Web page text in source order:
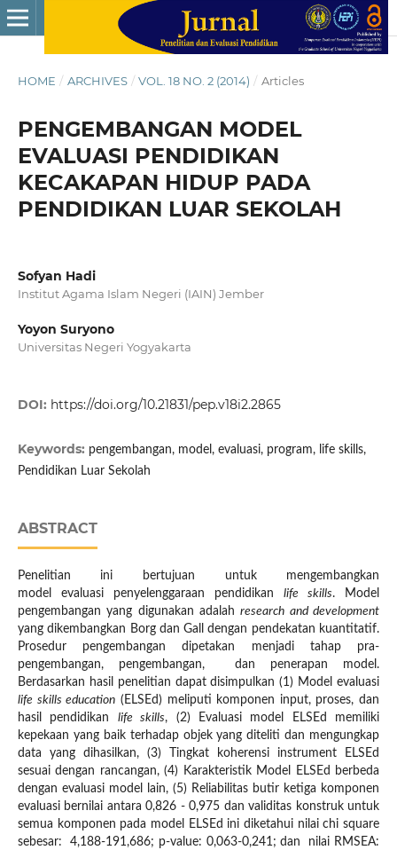
HOME / ARCHIVES / VOL. 18 NO. 2 (2014) / Articles
PENGEMBANGAN MODEL
EVALUASI PENDIDIKAN
KECAKAPAN HIDUP PADA
PENDIDIKAN LUAR SEKOLAH
Sofyan Hadi
Institut Agama Islam Negeri (IAIN) Jember
Yoyon Suryono
Universitas Negeri Yogyakarta
DOI: https://doi.org/10.21831/pep.v18i2.2865
Keywords: pengembangan, model, evaluasi, program, life skills,
Pendidikan Luar Sekolah
ABSTRACT
Penelitian ini bertujuan untuk mengembangkan
model evaluasi penyelenggaraan pendidikanlife skills. Model
pengembangan yang digunakan adalahresearch and development
yang dikembangkan Borg dan Gall dengan pendekatan kuantitatif.
Prosedur pengembangan dipetakan menjadi tahap pra-
pengembangan, pengembangan, dan penerapan model.
Berdasarkan hasil penelitian dapat disimpulkan (1) Model evaluasi
life skills education (ELSEd) meliputi komponen input, proses, dan
hasil pendidikan life skills, (2) Evaluasi model ELSEd memiliki
kepekaan yang baik terhadap objek yang diteliti dan mengungkap
data yang dihasilkan, (3) Tingkat koherensi instrument ELSEd
sesuai dengan rancangan, (4) Karakteristik Model ELSEd berbeda
dengan evaluasi model lain, (5) Reliabilitas butir ketiga komponen
evaluasi bernilai antara 0,826 - 0,975 dan validitas konstruk untuk
semua komponen pada model ELSEd ini diketahui nilai chi square
sebesar: 4,188-191,686; p-value: 0,063-0,241; dan nilai RMSEA: